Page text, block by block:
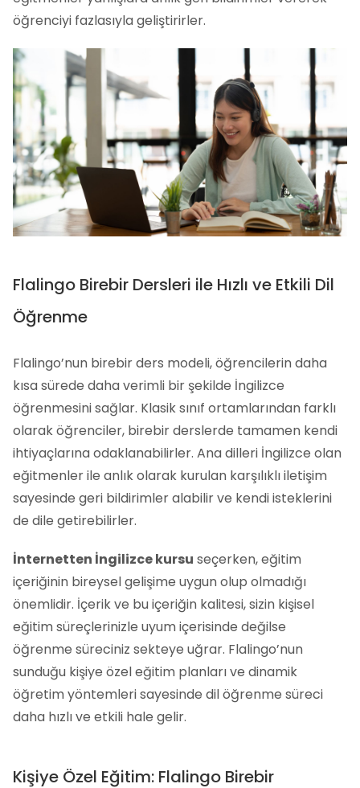
öğrenciyi fazlasıyla geliştirirler.
Flalingo Birebir Dersleri ile Hızlı ve Etkili Dil
Öğrenme
Flalingo’nun birebir ders modeli, öğrencilerin daha
kısa sürede daha verimli bir şekilde İngilizce
öğrenmesini sağlar. Klasik sınıf ortamlarından farklı
olarak öğrenciler, birebir derslerde tamamen kendi
ihtiyaçlarına odaklanabilirler. Ana dilleri İngilizce olan
eğitmenler ile anlık olarak kurulan karşılıklı iletişim
sayesinde geri bildirimler alabilir ve kendi isteklerini
de dile getirebilirler.
İnternetten İngilizce kursu seçerken, eğitim
içeriğinin bireysel gelişime uygun olup olmadığı
önemlidir. İçerik ve bu içeriğin kalitesi, sizin kişisel
eğitim süreçlerinizle uyum içerisinde değilse
öğrenme süreciniz sekteye uğrar. Flalingo’nun
sunduğu kişiye özel eğitim planları ve dinamik
öğretim yöntemleri sayesinde dil öğrenme süreci
daha hızlı ve etkili hale gelir.
Kişiye Özel Eğitim: Flalingo Birebir